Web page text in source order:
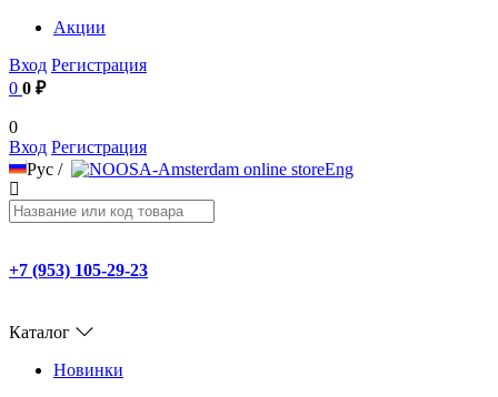
Акции
Вход Регистрация
0 0 ₽
0
Вход Регистрация
Рус / Eng
+7 (953) 105-29-23
Каталог
Новинки